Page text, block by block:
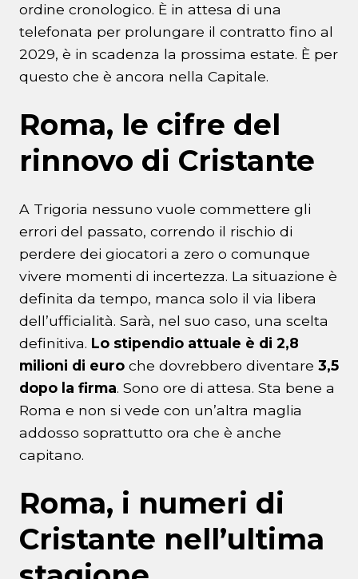
ordine cronologico. È in attesa di una
telefonata per prolungare il contratto fino al
2029, è in scadenza la prossima estate. È per
questo che è ancora nella Capitale.
Roma, le cifre del
rinnovo di Cristante
A Trigoria nessuno vuole commettere gli
errori del passato, correndo il rischio di
perdere dei giocatori a zero o comunque
vivere momenti di incertezza. La situazione è
definita da tempo, manca solo il via libera
dell’ufficialità. Sarà, nel suo caso, una scelta
definitiva. Lo stipendio attuale è di 2,8
milioni di euro che dovrebbero diventare 3,5
dopo la firma. Sono ore di attesa. Sta bene a
Roma e non si vede con un’altra maglia
addosso soprattutto ora che è anche
capitano.
Roma, i numeri di
Cristante nell’ultima